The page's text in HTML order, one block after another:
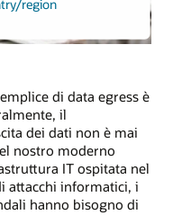
region
di data egress è
il
dei dati non è mai
nostro moderno
IT ospitata nel
attacchi informatici, i
hanno bisogno di